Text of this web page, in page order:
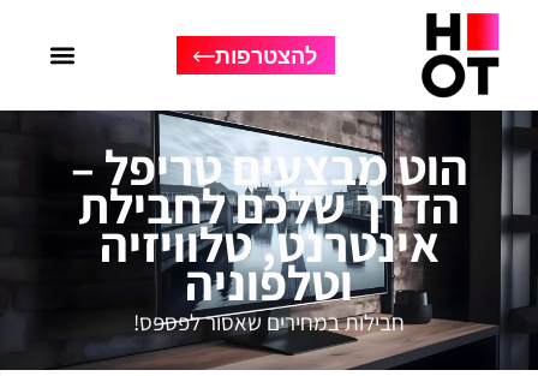
להצטרפות
הוט מבצעים טריפל –
הדרך שלכם לחבילת
אינטרנט, טלוויזיה
וטלפוניה
חבילות במחירים שאסור לפספס!